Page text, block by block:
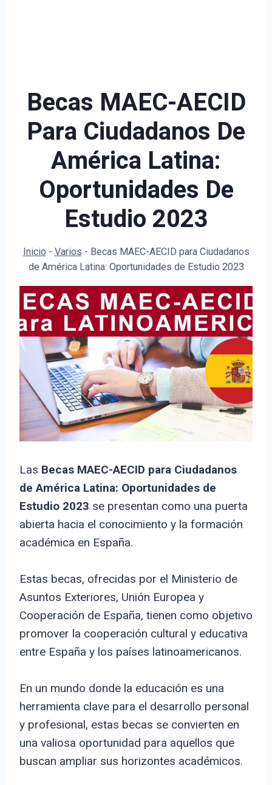
Becas MAEC-AECID
Para Ciudadanos De
América Latina:
Oportunidades De
Estudio 2023
Inicio - Varios - Becas MAEC-AECID para Ciudadanos
de América Latina: Oportunidades de Estudio 2023
Las Becas MAEC-AECID para Ciudadanos
de América Latina: Oportunidades de
Estudio 2023 se presentan como una puerta
abierta hacia el conocimiento y la formación
académica en España.
Estas becas, ofrecidas por el Ministerio de
Asuntos Exteriores, Unión Europea y
Cooperación de España, tienen como objetivo
promover la cooperación cultural y educativa
entre España y los países latinoamericanos.
En un mundo donde la educación es una
herramienta clave para el desarrollo personal
y profesional, estas becas se convierten en
una valiosa oportunidad para aquellos que
buscan ampliar sus horizontes académicos.